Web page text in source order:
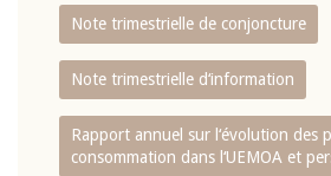
Note trimestrielle de conjoncture
Note trimestrielle d‘information
Rapport annuel sur l‘évolution des
consommation dans l‘UEMOA et